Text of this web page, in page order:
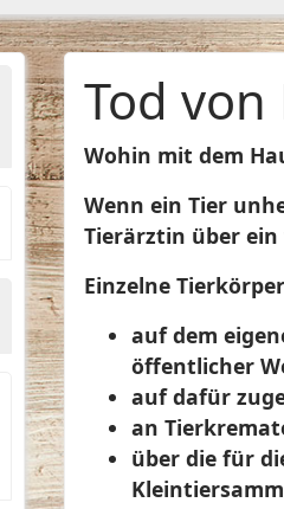
Tod
Wohin mit dem
Wenn ein Tier
Tierärztin über ein
Einzelne
auf dem
öffentlicher
auf dafür
an
über die für